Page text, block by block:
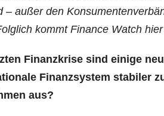
– außer den
kommt Finan­ce Watch
Finanz­kri­se sind eini­ge
Finanz­sys­tem sta­bi­ler
aus?